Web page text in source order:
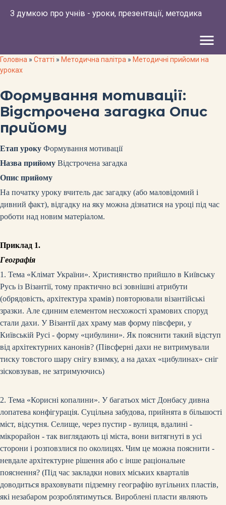
З думкою про учнів - уроки, презентації, методика
menu
Головна » Статті » Методична палітра » Методичні прийоми на
уроках
Формування мотивації:
Відстрочена загадка Опис
прийому
Етап уроку Формування мотивації
Назва прийому Відстрочена загадка
Опис прийому
На початку уроку вчитель дає загадку (або маловідомий і
дивний факт), відгадку на яку можна дізнатися на уроці під час
роботи над новим матеріалом.
Приклад 1.
Географія
1. Тема «Клімат України». Християнство прийшло в Київську
Русь із Візантії, тому практично всі зовнішні атрибути
(обрядовість, архітектура храмів) повторювали візантійські
зразки. Але єдиним елементом несхожості храмових споруд
стали дахи. У Візантії дах храму мав форму півсфери, у
Київській Русі - форму «цибулини». Як пояснити такий відступ
від архітектурних канонів? (Півсферні дахи не витримували
тиску товстого шару снігу взимку, а на дахах «цибулинах» сніг
зісковзував, не затримуючись)
2. Тема «Корисні копалини». У багатьох міст Донбасу дивна
лопатева конфігурація. Суцільна забудова, прийнята в більшості
міст, відсутня. Селище, через пустир - вулиця, вдалині -
мікрорайон - так виглядають ці міста, вони витягнуті в усі
сторони і розповзлися по околицях. Чим це можна пояснити -
невдале архітектурне рішення або є інше раціональне
пояснення? (Під час закладки нових міських кварталів
доводиться враховувати підземну географію вугільних пластів,
які незабаром розроблятимуться. Вироблені пласти являють